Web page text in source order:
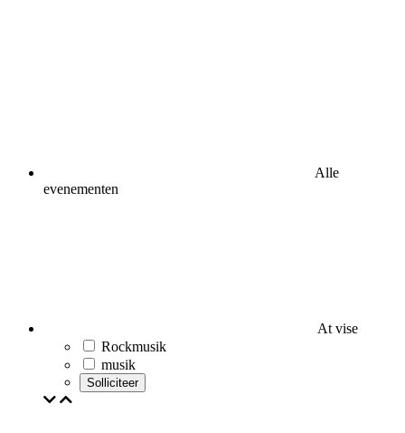
Alle
evenementen
At vise
Rockmusik
musik
Solliciteer